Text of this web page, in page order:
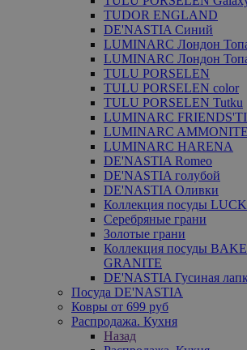
TUDOR ENGLAND
DE'NASTIA Синий
LUMINARC Лондон
LUMINARC Лондон
TULU PORSELEN
TULU PORSELEN color
TULU PORSELEN Tutku
LUMINARC
LUMINARC AMMONITE
LUMINARC HARENA
DE'NASTIA Romeo
DE'NASTIA голубой
DE'NASTIA Оливки
Коллекция посуды
Серебряные грани
Золотые грани
Коллекция посуды
GRANITE
DE'NASTIA Гусиная
Посуда DE'NASTIA
Ковры от 699 руб
Распродажа. Кухня
Назад